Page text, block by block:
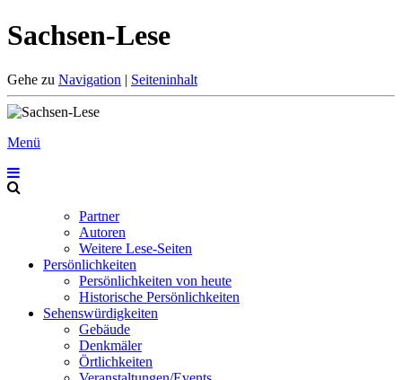
Sachsen-Lese
Gehe zu Navigation | Seiteninhalt
Menü
Partner
Autoren
Weitere Lese-Seiten
Persönlichkeiten
Persönlichkeiten von heute
Historische Persönlichkeiten
Sehenswürdigkeiten
Gebäude
Denkmäler
Örtlichkeiten